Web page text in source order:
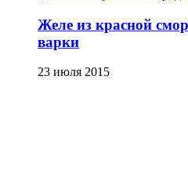
Желе из красной
варки
23 июля 2015